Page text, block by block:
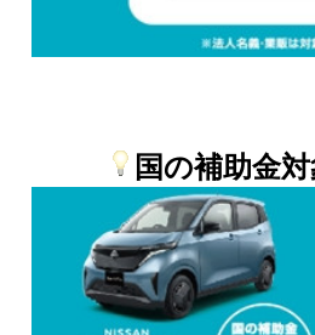
国の補助金